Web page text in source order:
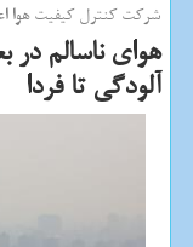
شركت كنترل كیفیت هوا
هوای ناسالم
آلودگی تا فردا